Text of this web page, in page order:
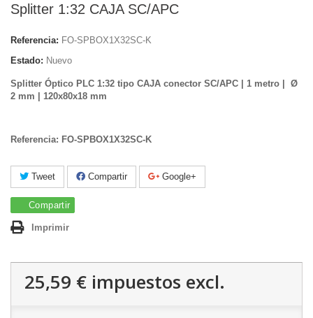
Splitter 1:32 CAJA SC/APC
Referencia: FO-SPBOX1X32SC-K
Estado: Nuevo
Splitter Óptico PLC 1:32 tipo CAJA conector SC/APC | 1 metro | Ø
2 mm | 120x80x18 mm
Referencia: FO-SPBOX1X32SC-K
Tweet Compartir Google+
Compartir
Imprimir
25,59 € impuestos excl.